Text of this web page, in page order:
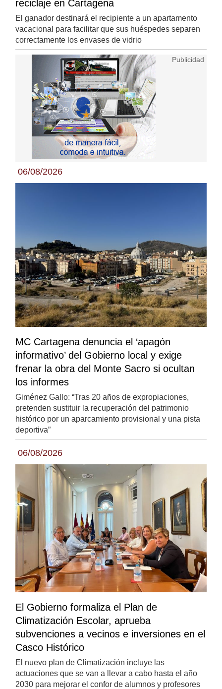
reciclaje en Cartagena
El ganador destinará el recipiente a un apartamento
vacacional para facilitar que sus huéspedes separen
correctamente los envases de vidrio
06/08/2026
MC Cartagena denuncia el ‘apagón
informativo’ del Gobierno local y exige
frenar la obra del Monte Sacro si ocultan
los informes
Giménez Gallo: “Tras 20 años de expropiaciones,
pretenden sustituir la recuperación del patrimonio
histórico por un aparcamiento provisional y una pista
deportiva”
06/08/2026
El Gobierno formaliza el Plan de
Climatización Escolar, aprueba
subvenciones a vecinos e inversiones en el
Casco Histórico
El nuevo plan de Climatización incluye las
actuaciones que se van a llevar a cabo hasta el año
2030 para mejorar el confor de alumnos y profesores